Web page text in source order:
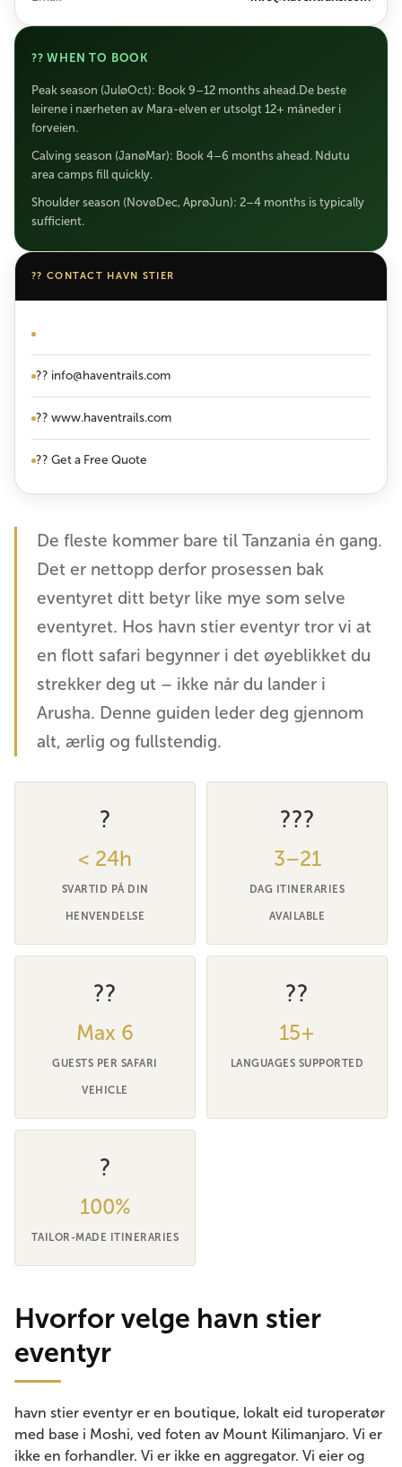
De fleste kommer bare til Tanzania én gang.
Det er nettopp derfor prosessen bak
eventyret ditt betyr like mye som selve
eventyret. Hos havn stier eventyr tror vi at
en flott safari begynner i det øyeblikket du
strekker deg ut – ikke når du lander i
Arusha. Denne guiden leder deg gjennom
alt, ærlig og fullstendig.
?
< 24h
SVARTID PÅ DIN
HENVENDELSE
???
3–21
DAG ITINERARIES
AVAILABLE
??
Max 6
GUESTS PER SAFARI
VEHICLE
??
15+
LANGUAGES SUPPORTED
?
100%
TAILOR-MADE ITINERARIES
Hvorfor velge havn stier
eventyr
havn stier eventyr er en boutique, lokalt eid turoperatør
med base i Moshi, ved foten av Mount Kilimanjaro. Vi er
ikke en forhandler. Vi er ikke en aggregator. Vi eier og
?? WHEN TO BOOK
Peak season (JuløOct): Book 9–12 months ahead.De beste
leirene i nærheten av Mara-elven er utsolgt 12+ måneder i
forveien.
Calving season (JanøMar): Book 4–6 months ahead. Ndutu
area camps fill quickly.
Shoulder season (NovøDec, AprøJun): 2–4 months is typically
sufficient.
?? CONTACT HAVN STIER
?? info@haventrails.com
?? www.haventrails.com
?? Get a Free Quote